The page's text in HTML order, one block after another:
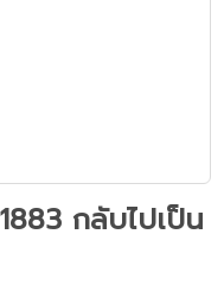
กลับไปเป็น